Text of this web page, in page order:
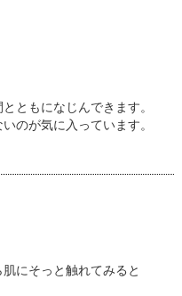
ともになじんできます。
のが気に入っています。
にそっと触れてみると